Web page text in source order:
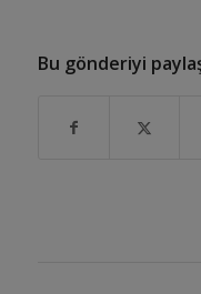
Bu gönderiyi